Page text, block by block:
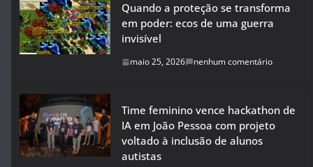
Quando a proteção se transforma
em poder: ecos de uma guerra
invisível
maio 25, 2026 nenhum comentário
Time feminino vence hackathon de
IA em João Pessoa com projeto
voltado à inclusão de alunos
autistas